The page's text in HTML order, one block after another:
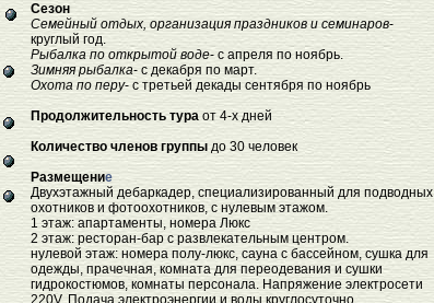
Сезон
Семейный отдых, организация праздников и семинаров-
круглый год.
Рыбалка по открытой воде- с апреля по ноябрь.
Зимняя рыбалка- с декабря по март.
Охота по перу- с третьей декады сентября по ноябрь
Продолжительность тураот 4-х дней
Количество членов группы до 30 человек
Размещение
Двухэтажный дебаркадер, специализированный для подводных
охотников и фотоохотников, с нулевым этажом.
1 этаж: апартаменты, номера Люкс
2 этаж: ресторан-бар с развлекательным центром.
нулевой этаж: номера полу-люкс, сауна с бассейном, сушка для
одежды, прачечная, комната для переодевания и сушки
гидрокостюмов, комнаты персонала. Напряжение электросети
220V. Подача электроэнергии и воды круглосуточно.